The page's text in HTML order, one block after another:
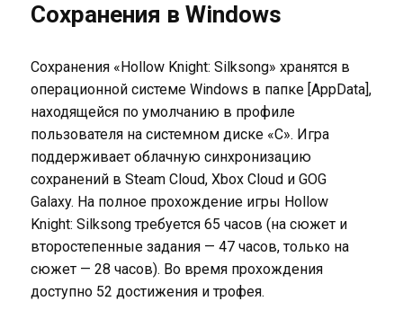
Сохранения в Windows
Сохранения «Hollow Knight: Silksong» хранятся в
операционной системе Windows в папке [AppData],
находящейся по умолчанию в профиле
пользователя на системном диске «C». Игра
поддерживает облачную синхронизацию
сохранений в Steam Cloud, Xbox Cloud и GOG
Galaxy. На полное прохождение игры Hollow
Knight: Silksong требуется 65 часов (на сюжет и
второстепенные задания — 47 часов, только на
сюжет — 28 часов). Во время прохождения
доступно 52 достижения и трофея.